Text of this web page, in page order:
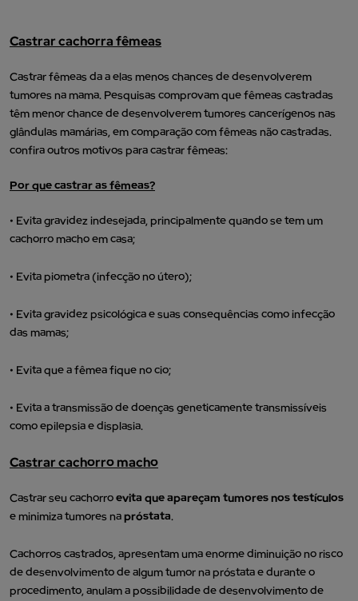
Castrar cachorra fêmeas
Castrar fêmeas da a elas menos chances de desenvolverem
tumores na mama. Pesquisas comprovam que fêmeas castradas
têm menor chance de desenvolverem tumores cancerígenos nas
glândulas mamárias, em comparação com fêmeas não castradas.
confira outros motivos para castrar fêmeas:
Por que castrar as fêmeas?
• Evita gravidez indesejada, principalmente quando se tem um
cachorro macho em casa;
• Evita piometra (infecção no útero);
• Evita gravidez psicológica e suas consequências como infecção
das mamas;
• Evita que a fêmea fique no cio;
• Evita a transmissão de doenças geneticamente transmissíveis
como epilepsia e displasia.
Castrar cachorro macho
Castrar seu cachorroevita que apareçam tumores nos testículos
e minimiza tumores napróstata.
Cachorros castrados, apresentam uma enorme diminuição no risco
de desenvolvimento de algum tumor na próstata e durante o
procedimento, anulam a possibilidade de desenvolvimento de